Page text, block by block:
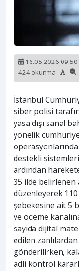
16.05.2026 09:50
424 okunma
İstanbul
siber polisi
yasa dışı sanal
yönelik
destekli
ardından
35 ilde belirlenen
düzenleyerek 110
şebekesine ait 5
ve ödeme
sayıda dijital
edilen
gönderilirken,
adli kontrol